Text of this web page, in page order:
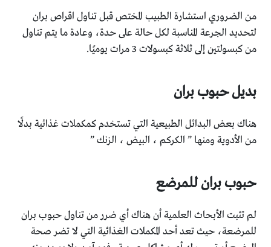
من الضروري استشارة الطبيب المختص قبل تناول اقراص بران
لتحديد الجرعة المناسبة لكل حالة على حدة، وعادة ما يتم تناول
من كبسولتين إلى ثلاثة كبسولات 3 مرات يوميًا.
بديل حبوب بران
هناك بعض البدائل الطبيعية التي تستخدم كمكملات غذائية بدلًا
من الأدوية ومنها ” الكركم ، البيض ، الزنك ”
حبوب بران للمرضع
لم تثبت الأبحاث العلمية أن هناك أي ضرر من تناول حبوب بران
للمرضعة، حيث تعد أحد المكملات الغذائية التي لا تضر صحة